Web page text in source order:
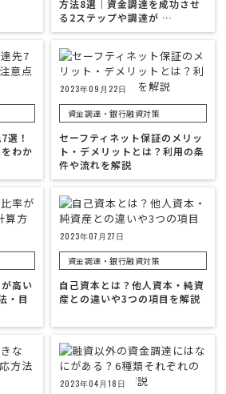
方法8選｜資金調達を成功させ
る2ステップや調達が …
選！
わか
2023年09月22日
資金調達・銀行融資対策
セーフティネット保証のメリッ
ト・デメリットとは？利用の条
件や流れを解説
高い
・目
2023年07月27日
資金調達・銀行融資対策
自己資本とは？他人資本・純資
産との違いや3つの項目を解説
2023年04月18日